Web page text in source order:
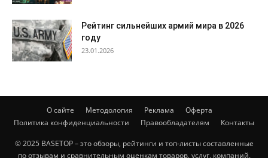
Рейтинг сильнейших армий мира в 2026
году
23.01.2026
О сайте Методология Реклама
Оферта
Политика конфиденциальности
Правообладателям Контакты
© 2025 BASETOP – это обзоры, рейтинги и топ-листы составленные
по отзывам и сравнительным оценкам товаров, услуг, компаний.